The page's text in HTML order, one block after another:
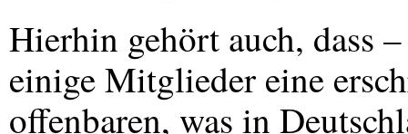
Hierhin gehört auch, dass
einige Mitglieder eine
offenbaren, was in